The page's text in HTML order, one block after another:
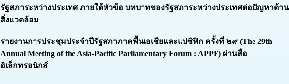
รัฐสภาระหว่างประเทศ ภายใต้หัวข้อ บทบาทของรัฐสภาระหว่างประเทศต่อปัญหาด้าน
สิ่งแวดล้อม
รายงานการประชุมประจำปีรัฐสภาภาคพื้นเอเชียและแปซิฟิก ครั้งที่ ๒๙ (The 29th
Annual Meeting of the Asia-Pacific Parliamentary Forum : APPF) ผ่านสื่อ
อิเล็กทรอนิกส์